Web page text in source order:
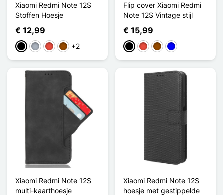
Xiaomi Redmi Note 12S
Stoffen Hoesje
€ 12,99
ZwartGrijsRoodBruin+2
Flip cover Xiaomi Redmi
Note 12S Vintage stijl
€ 15,99
ZwartRoodBruinBlauw
Xiaomi Redmi Note 12S
multi-kaarthoesje
Xiaomi Redmi Note 12S
hoesje met gestippelde